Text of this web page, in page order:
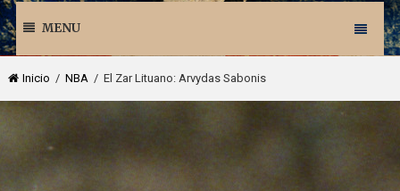
MENU
Inicio / NBA/ El Zar Lituano: Arvydas Sabonis